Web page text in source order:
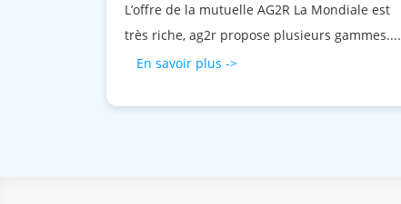
L’offre de la mutuelle AG2R La Mondiale est
très riche, ag2r propose plusieurs gammes....
En savoir plus ->